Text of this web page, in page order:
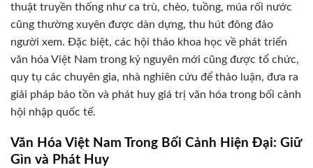
thuật truyền thống như ca trù, chèo, tuồng, múa rối nước
cũng thường xuyên được dàn dựng, thu hút đông đảo
người xem. Đặc biệt, các hội thảo khoa học về phát triển
văn hóa Việt Nam trong kỷ nguyên mới cũng được tổ chức,
quy tụ các chuyên gia, nhà nghiên cứu để thảo luận, đưa ra
giải pháp bảo tồn và phát huy giá trị văn hóa trong bối cảnh
hội nhập quốc tế.
Văn Hóa Việt Nam Trong Bối Cảnh Hiện Đại: Giữ
Gìn và Phát Huy